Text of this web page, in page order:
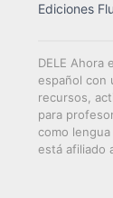
Ediciones
DELE Ahora
español con
recursos,
para
como lengua
está afiliado